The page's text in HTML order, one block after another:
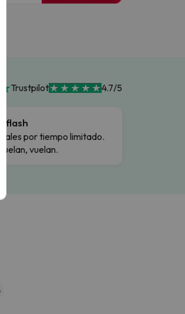
Trustpilot 4.7/5
flash
por tiempo limitado.
vuelan.